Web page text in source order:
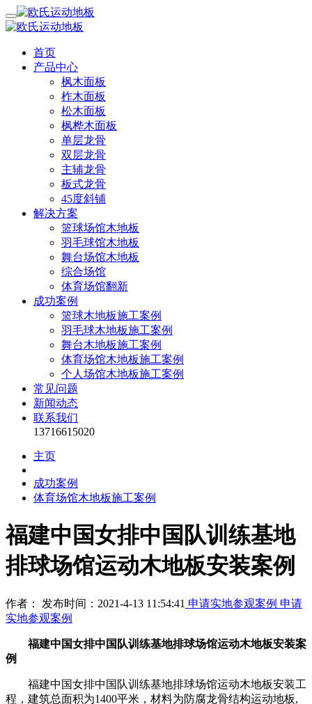
首页
产品中心
枫木面板
柞木面板
松木面板
枫桦木面板
单层龙骨
双层龙骨
主辅龙骨
板式龙骨
45度斜铺
解决方案
篮球场馆木地板
羽毛球馆木地板
舞台场馆木地板
综合场馆
体育场馆翻新
成功案例
篮球木地板施工案例
羽毛球木地板施工案例
舞台木地板施工案例
体育场馆木地板施工案例
个人场馆木地板施工案例
常见问题
新闻动态
联系我们
13716615020
主页
成功案例
体育场馆木地板施工案例
福建中国女排中国队训练基地
排球场馆运动木地板安装案例
作者： 发布时间：2021-4-13 11:54:41 申请实地参观案例 申请
实地参观案例
福建中国女排中国队训练基地排球场馆运动木地板安装案
例
福建中国女排中国队训练基地排球场馆运动木地板安装工
程，建筑总面积为1400平米，材料为防腐龙骨结构运动地板,